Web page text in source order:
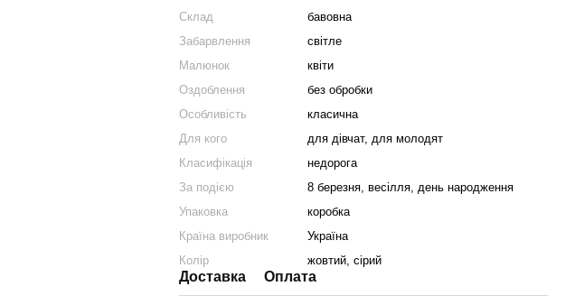
Склад
бавовна
Забарвлення
світле
Малюнок
квіти
Оздоблення
без обробки
Особливість
класична
Для кого
для дівчат, для молодят
Класифікація
недорога
За подією
8 березня, весілля, день народження
Упаковка
коробка
Країна виробник
Україна
Колір
жовтий, сірий
Доставка Оплата